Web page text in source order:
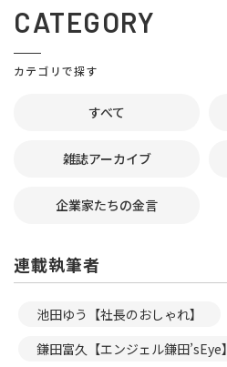
CATEGORY
カテゴリで探す
すべて
雑誌アーカイブ
企業家たちの金言
連載執筆者
池田ゆう【社長のおしゃれ】
鎌田富久【エンジェル鎌田’sEye】